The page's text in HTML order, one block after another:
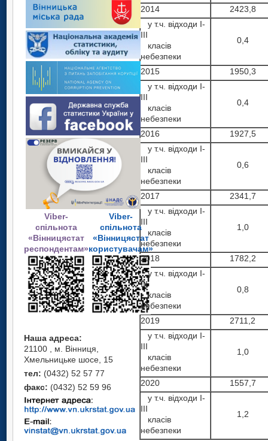
Viber-
спільнота
«Вінницястат
респондентам»
Viber-
спільнота
«Вінницястат
користувачам»
Наша адреса:
21100 , м. Вінниця,
Хмельницьке шосе, 15
тел: (0432) 52 57 77
факс: (0432) 52 59 96
2014
2423,8
у т.ч. відходи І-
ІІІ
класів
небезпеки
0,4
2015
1950,3
у т.ч. відходи І-
ІІІ
класів
небезпеки
0,4
2016
1927,5
у т.ч. відходи І-
ІІІ
класів
небезпеки
0,6
2017
2341,7
у т.ч. відходи І-
ІІІ
класів
небезпеки
1,0
2018
1782,2
у т.ч. відходи І-
ІІІ
класів
небезпеки
0,8
2019
2711,2
у т.ч. відходи І-
ІІІ
класів
небезпеки
1,0
2020
1557,7
у т.ч. відходи І-
ІІІ
класів
небезпеки
1,2